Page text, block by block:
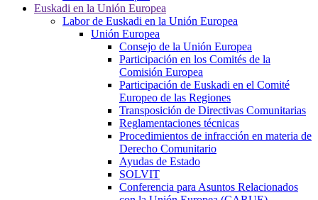
Euskadi en la Unión Europea
Labor de Euskadi en la Unión Europea
Unión Europea
Consejo de la Unión Europea
Participación en los Comités de la
Comisión Europea
Participación de Euskadi en el Comité
Europeo de las Regiones
Transposición de Directivas Comunitarias
Reglamentaciones técnicas
Procedimientos de infracción en materia de
Derecho Comunitario
Ayudas de Estado
SOLVIT
Conferencia para Asuntos Relacionados